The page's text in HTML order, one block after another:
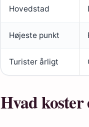
Hovedstad
Højeste punkt
Turister årligt
Hvad